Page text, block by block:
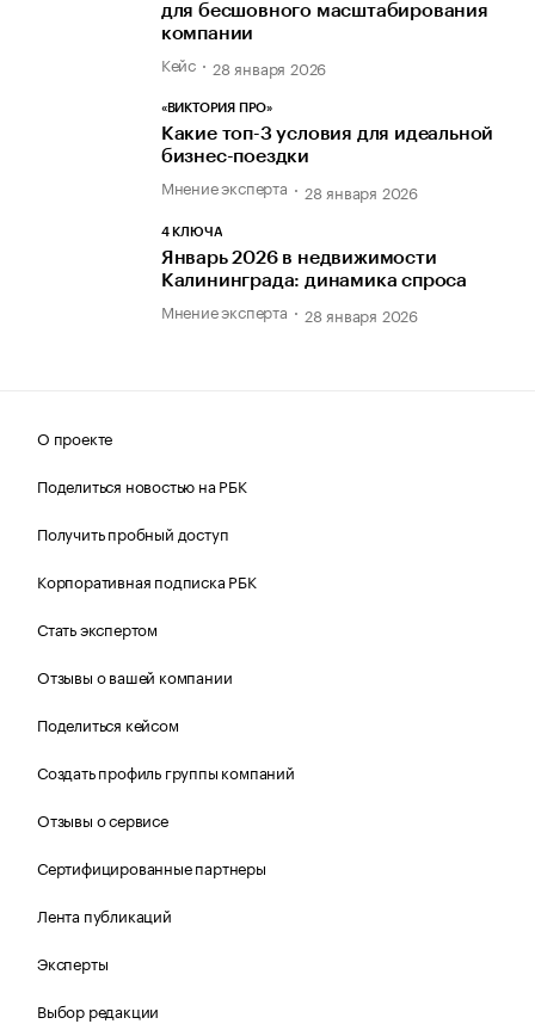
для бесшовного масштабирования
компании
Кейс 28 января 2026
«ВИКТОРИЯ ПРО»
Какие топ-3 условия для идеальной
бизнес-поездки
Мнение эксперта 28 января 2026
4 КЛЮЧА
Январь 2026 в недвижимости
Калининграда: динамика спроса
Мнение эксперта 28 января 2026
О проекте
Поделиться новостью на РБК
Получить пробный доступ
Корпоративная подписка РБК
Стать экспертом
Отзывы о вашей компании
Поделиться кейсом
Создать профиль группы компаний
Отзывы о сервисе
Сертифицированные партнеры
Лента публикаций
Эксперты
Выбор редакции